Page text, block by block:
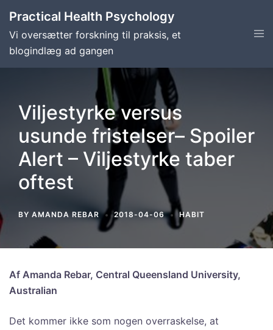
content
Practical Health Psychology
Vi oversætter forskning til praksis, et
blogindlæg ad gangen
Viljestyrke versus
usunde fristelser– Spoiler
Alert – Viljestyrke taber
oftest
BY AMANDA REBAR 2018-04-06 HABIT
Af Amanda Rebar, Central Queensland University,
Australian
Det kommer ikke som nogen overraskelse, at